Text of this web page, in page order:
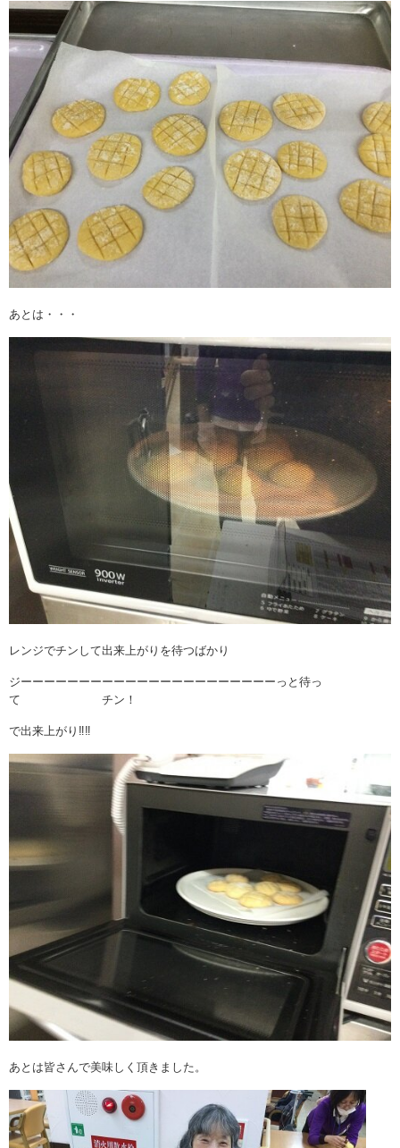
あとは・・・
レンジでチンして出来上がりを待つばかり
ジーーーーーーーーーーーーーーーーーーーーーーっと待っ
て チン！
で出来上がり‼‼
あとは皆さんで美味しく頂きました。